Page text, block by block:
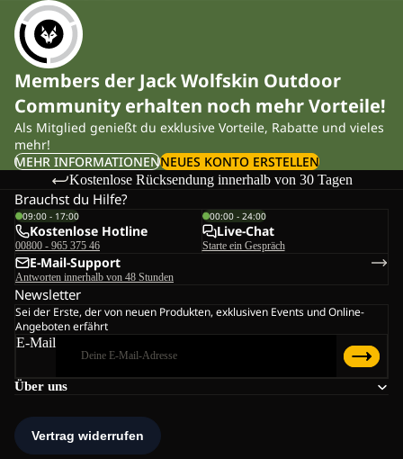
Members der Jack Wolfskin Outdoor
Community erhalten noch mehr Vorteile!
Als Mitglied genießt du exklusive Vorteile, Rabatte und vieles
mehr!
MEHR INFORMATIONENNEUES KONTO ERSTELLEN
Kostenlose Rücksendung innerhalb von 30 Tagen
Über uns
Brauchst du Hilfe?
09:00 - 17:00
Kostenlose Hotline
00800 - 965 375 46
00:00 - 24:00
Live-Chat
Starte ein Gespräch
E-Mail-Support
Antworten innerhalb von 48 Stunden
Newsletter
Sei der Erste, der von neuen Produkten, exklusiven Events und Online-
Angeboten erfährt
E-Mail